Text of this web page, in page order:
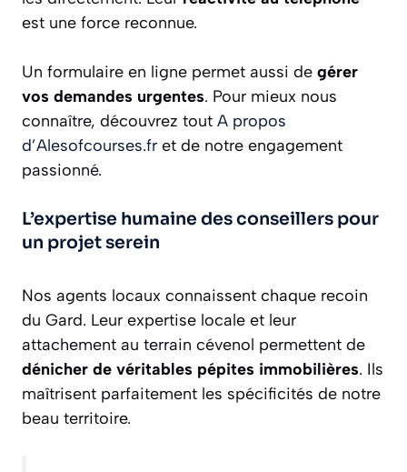
est une force reconnue.
Un formulaire en ligne permet aussi de gérer
vos demandes urgentes. Pour mieux nous
connaître, découvrez tout A propos
d’Alesofcourses.fr et de notre engagement
passionné.
L’expertise humaine des conseillers pour
un projet serein
Nos agents locaux connaissent chaque recoin
du Gard. Leur expertise locale et leur
attachement au terrain cévenol permettent de
dénicher de véritables pépites immobilières. Ils
maîtrisent parfaitement les spécificités de notre
beau territoire.